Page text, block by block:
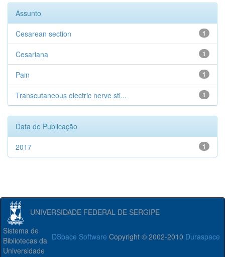
Assunto
1
Cesarean section
1
Cesariana
1
Pain
1
Transcutaneous electric nerve sti...
Data de Publicação
1
2017
UNIVERSIDADE FEDERAL DE SERGIPE
DSpace Software Copyright © 2002-2010 Duraspace
Sistema de
Bibliotecas da
Universidade